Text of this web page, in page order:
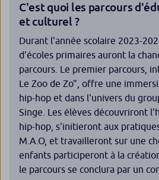
C'est quoi les parcours
et culturel ?
Durant l'année scolaire 2023-
d'écoles primaires auront la
parcours. Le premier parcours,
Le Zoo de Zo", offre une
hip-hop et dans l'univers du
Singe. Les élèves découvriront
hip-hop, s'initieront aux
M.A.O, et travailleront sur une
enfants participeront à la
le parcours se conclura par un